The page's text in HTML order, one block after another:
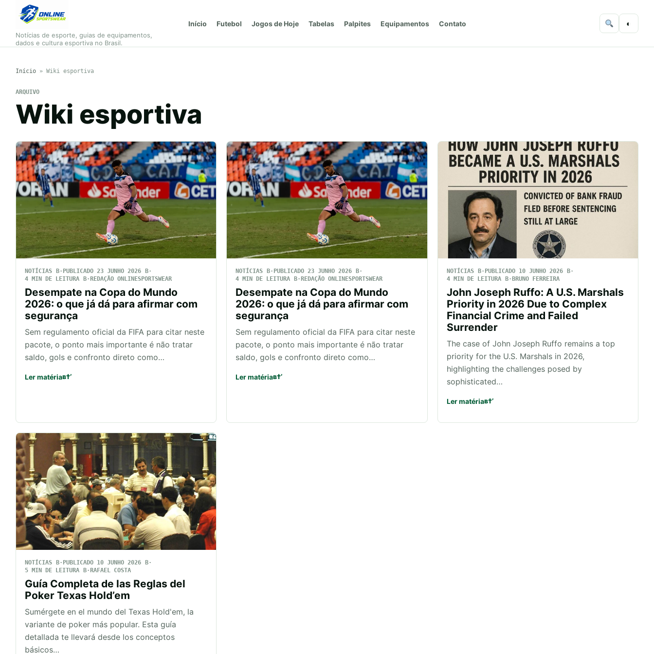
Notícias de esporte, guias de equipamentos,
dados e cultura esportiva no Brasil.
Início Futebol Jogos de Hoje Tabelas Palpites Equipamentos Contato ◐
Início » Wiki esportiva
ARQUIVO
Wiki esportiva
NOTÍCIAS
PUBLICADO 23 JUNHO 2026
4 MIN DE LEITURA
REDAÇÃO ONLINESPORTSWEAR
Desempate na Copa do Mundo
2026: o que já dá para afirmar com
segurança
Sem regulamento oficial da FIFA para citar neste
pacote, o ponto mais importante é não tratar
saldo, gols e confronto direto como…
Ler matéria
NOTÍCIAS
PUBLICADO 23 JUNHO 2026
4 MIN DE LEITURA
REDAÇÃO ONLINESPORTSWEAR
Desempate na Copa do Mundo
2026: o que já dá para afirmar com
segurança
Sem regulamento oficial da FIFA para citar neste
pacote, o ponto mais importante é não tratar
saldo, gols e confronto direto como…
Ler matéria
NOTÍCIAS
PUBLICADO 10 JUNHO 2026
4 MIN DE LEITURA
BRUNO FERREIRA
John Joseph Ruffo: A U.S. Marshals
Priority in 2026 Due to Complex
Financial Crime and Failed
Surrender
The case of John Joseph Ruffo remains a top
priority for the U.S. Marshals in 2026,
highlighting the challenges posed by
sophisticated…
Ler matéria
NOTÍCIAS
PUBLICADO 10 JUNHO 2026
5 MIN DE LEITURA
RAFAEL COSTA
Guía Completa de las Reglas del
Poker Texas Hold’em
Sumérgete en el mundo del Texas Hold'em, la
variante de poker más popular. Esta guía
detallada te llevará desde los conceptos
básicos…